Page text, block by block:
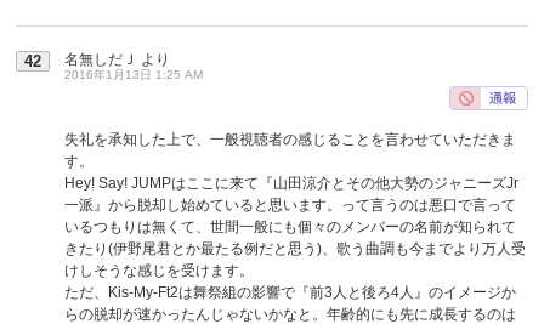
42 名無しだＪ より
2016年1月13日 1:25 AM
失礼を承知した上で、一般視聴者の感じることを言わせていただきま
す。
Hey! Say! JUMPはここに来て『山田涼介とその他大勢のジャニーズJr
一派』から脱却し始めていると思います。って言うのは悪口で言って
いるつもりは無くて、世間一般にも個々のメンバーの名前が知られて
きたり(伊野尾君とか最たる例だと思う)、歌う曲調も今までより万人受
けしそうな感じを受けます。
ただ、Kis-My-Ft2は舞祭組の影響で『前3人と後ろ4人』のイメージか
らの脱却が速かったんじゃないかなと。年齢的にも先に成長するのは